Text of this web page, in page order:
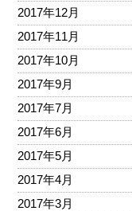
2017年12月
2017年11月
2017年10月
2017年9月
2017年7月
2017年6月
2017年5月
2017年4月
2017年3月